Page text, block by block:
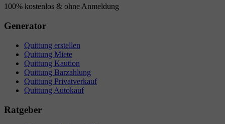
100% kostenlos & ohne Anmeldung
Generator
Quittung erstellen
Quittung Miete
Quittung Kaution
Quittung Barzahlung
Quittung Privatverkauf
Quittung Autokauf
Ratgeber